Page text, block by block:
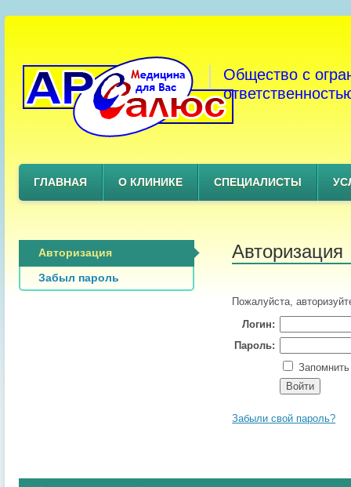
Общество с
ГЛАВНАЯ О КЛИНИКЕ СПЕЦИАЛИСТЫ
Авторизация
Забыл пароль
Авторизация
Пожалуйста,
Логин:
Пароль:
Забыли свой пароль?